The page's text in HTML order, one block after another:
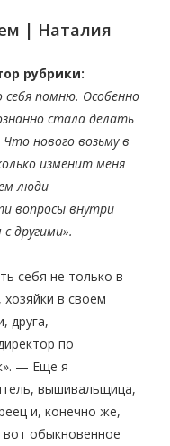
| Наталия
рубрики:
себя помню. Особенно
стала делать
нового возьму в
изменит меня
люди
вопросы внутри
другими».
себя не только в
в своем
друга, —
по
— Еще я
вышивальщица,
и, конечно же,
обыкновенное